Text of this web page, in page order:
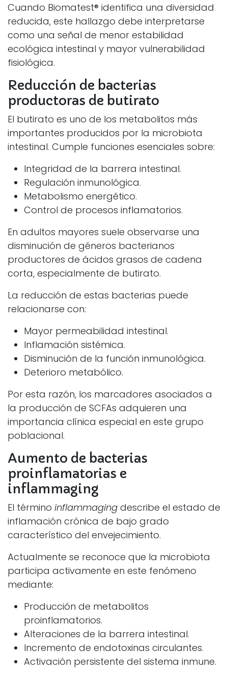
Cuando Biomatest® identifica una diversidad
reducida, este hallazgo debe interpretarse
como una señal de menor estabilidad
ecológica intestinal y mayor vulnerabilidad
fisiológica.
Reducción de bacterias
productoras de butirato
El butirato es uno de los metabolitos más
importantes producidos por la microbiota
intestinal. Cumple funciones esenciales sobre:
Integridad de la barrera intestinal.
Regulación inmunológica.
Metabolismo energético.
Control de procesos inflamatorios.
En adultos mayores suele observarse una
disminución de géneros bacterianos
productores de ácidos grasos de cadena
corta, especialmente de butirato.
La reducción de estas bacterias puede
relacionarse con:
Mayor permeabilidad intestinal.
Inflamación sistémica.
Disminución de la función inmunológica.
Deterioro metabólico.
Por esta razón, los marcadores asociados a
la producción de SCFAs adquieren una
importancia clínica especial en este grupo
poblacional.
Aumento de bacterias
proinflamatorias e
inflammaging
El término inflammaging describe el estado de
inflamación crónica de bajo grado
característico del envejecimiento.
Actualmente se reconoce que la microbiota
participa activamente en este fenómeno
mediante:
Producción de metabolitos
proinflamatorios.
Alteraciones de la barrera intestinal.
Incremento de endotoxinas circulantes.
Activación persistente del sistema inmune.